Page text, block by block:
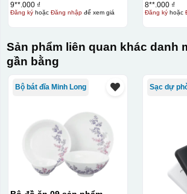
9**.000 ₫
Đăng kýhoặc Đăng nhậpđể xem giá
8**.000 ₫
Đăng kýhoặc
Sản phẩm liên quan khác danh
gần bằng
Bộ bát đĩa Minh Long Sạc dự